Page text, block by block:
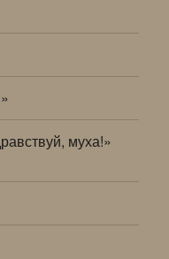
муха!»